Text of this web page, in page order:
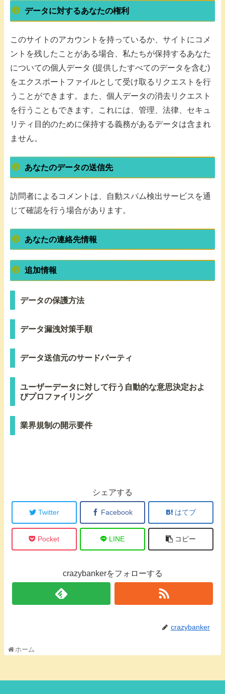
データに対するあなたの権利
このサイトのアカウントを持っているか、サイトにコメ
ントを残したことがある場合、私たちが保持するあなた
についての個人データ (提供したすべてのデータを含む)
をエクスポートファイルとして受け取るリクエストを行
うことができます。また、個人データの消去リクエスト
を行うこともできます。これには、管理、法律、セキュ
リティ目的のために保持する義務があるデータは含まれ
ません。
あなたのデータの送信先
訪問者によるコメントは、自動スパム検出サービスを通
じて確認を行う場合があります。
あなたの連絡先情報
追加情報
データの保護方法
データ漏洩対策手順
データ送信元のサードパーティ
ユーザーデータに対して行う自動的な意思決定およ
びプロファイリング
業界規制の開示要件
シェアする
Twitter Facebook はてブ
Pocket LINE コピー
crazybankerをフォローする
crazybanker
ホーム